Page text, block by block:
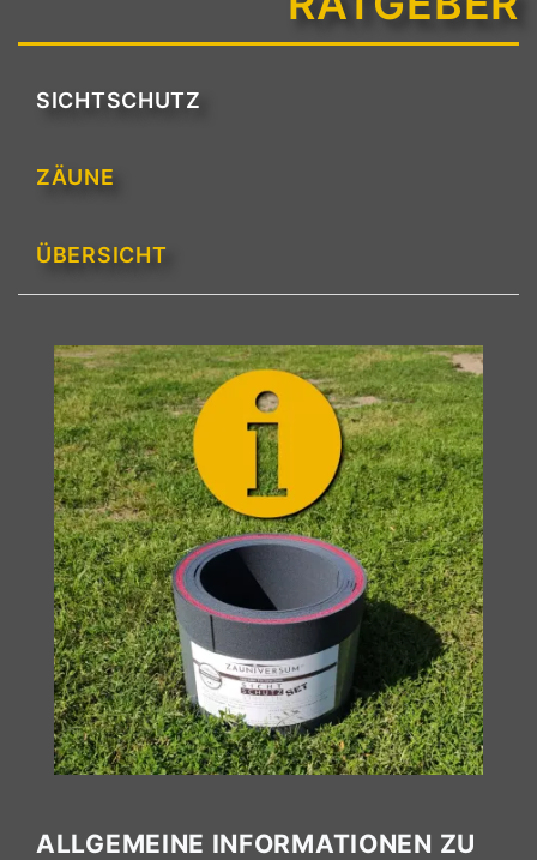
SICHTSCHUTZ
ZÄUNE
ÜBERSICHT
ALLGEMEINE INFORMATIONEN ZU